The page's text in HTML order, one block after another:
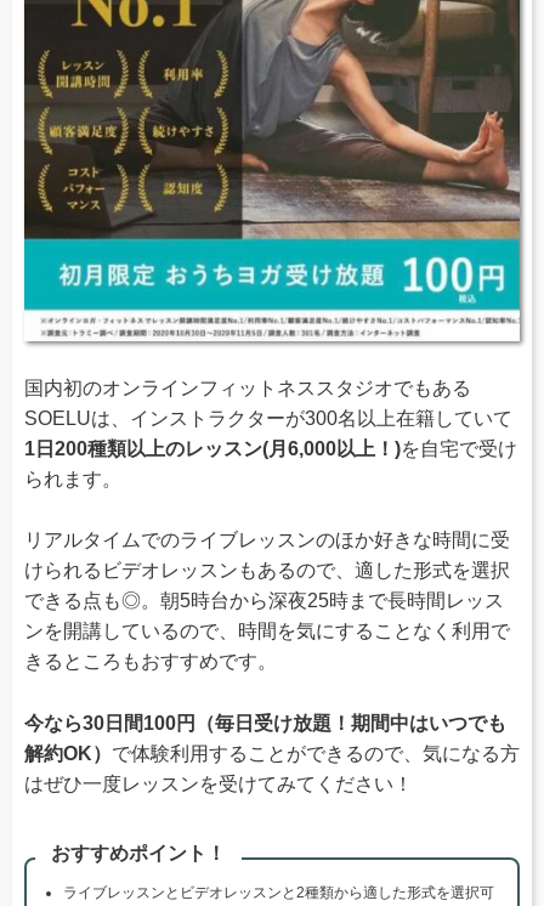
国内初のオンラインフィットネススタジオでもある
SOELUは、インストラクターが300名以上在籍していて
1日200種類以上のレッスン(月6,000以上！)を自宅で受け
られます。
リアルタイムでのライブレッスンのほか好きな時間に受
けられるビデオレッスンもあるので、適した形式を選択
できる点も◎。朝5時台から深夜25時まで長時間レッス
ンを開講しているので、時間を気にすることなく利用で
きるところもおすすめです。
今なら30日間100円（毎日受け放題！期間中はいつでも
解約OK） で体験利用することができるので、気になる方
はぜひ一度レッスンを受けてみてください！
おすすめポイント！
ライブレッスンとビデオレッスンと2種類から適した形式を選択可